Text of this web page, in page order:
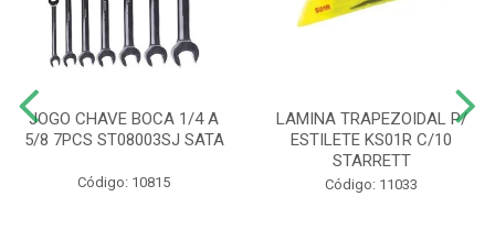
JOGO CHAVE BOCA 1/4 A
5/8 7PCS ST08003SJ SATA
Código: 10815
LAMINA TRAPEZOIDAL P/
ESTILETE KS01R C/10
STARRETT
Código: 11033